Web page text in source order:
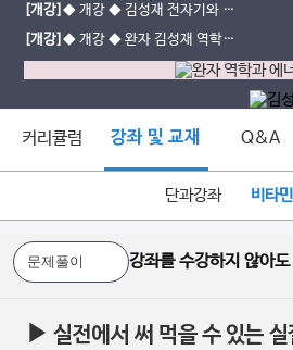
[개강]◆ 개강 ◆ 김성재 전자기와 양
자 - 중간대비반 (진로선택)
[개강]◆ 개강 ◆ 완자 김성재 역학과
에너지 (진로선택)
커리큘럼 강좌 및 교재 Q&A
단과강좌 비타
강좌를 수강하지 않아
▶ 실전에서 써 먹을 수 있는